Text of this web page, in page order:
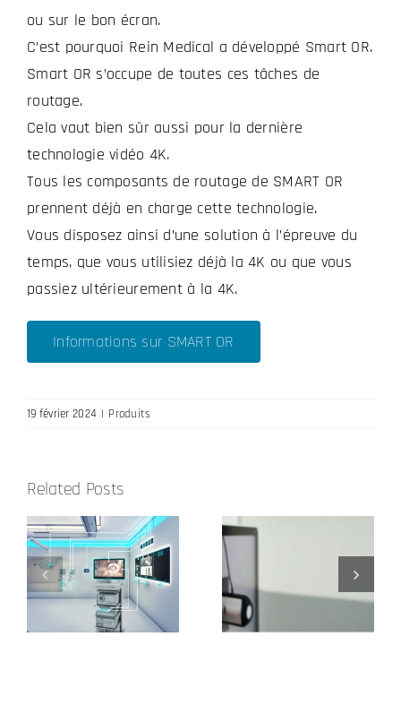
ou sur le bon écran.
C’est pourquoi Rein Medical a développé Smart OR.
Smart OR s’occupe de toutes ces tâches de
routage.
Cela vaut bien sûr aussi pour la dernière
technologie vidéo 4K.
Tous les composants de routage de SMART OR
prennent déjà en charge cette technologie.
Vous disposez ainsi d’une solution à l’épreuve du
temps, que vous utilisiez déjà la 4K ou que vous
passiez ultérieurement à la 4K.
Informations sur SMART OR
19 février 2024 | Produits
Related Posts
Calibrage de
référence
Nos
périphériques